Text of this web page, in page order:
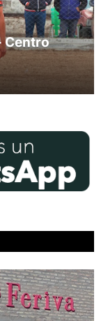
Centro